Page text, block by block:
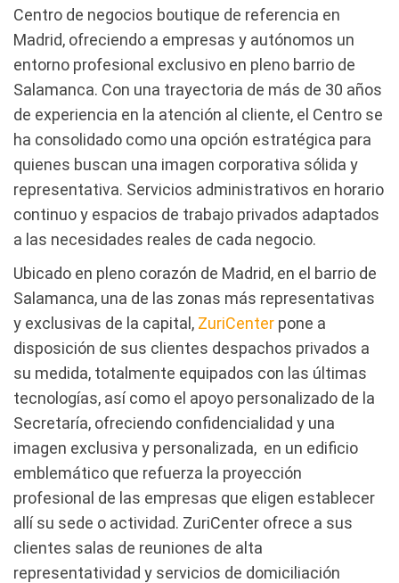
Centro de negocios boutique de referencia en
Madrid, ofreciendo a empresas y autónomos un
entorno profesional exclusivo en pleno barrio de
Salamanca. Con una trayectoria de más de 30 años
de experiencia en la atención al cliente, el Centro se
ha consolidado como una opción estratégica para
quienes buscan una imagen corporativa sólida y
representativa. Servicios administrativos en horario
continuo y espacios de trabajo privados adaptados
a las necesidades reales de cada negocio.
Ubicado en pleno corazón de Madrid, en el barrio de
Salamanca, una de las zonas más representativas
y exclusivas de la capital, ZuriCenter pone a
disposición de sus clientes despachos privados a
su medida, totalmente equipados con las últimas
tecnologías, así como el apoyo personalizado de la
Secretaría, ofreciendo confidencialidad y una
imagen exclusiva y personalizada, en un edificio
emblemático que refuerza la proyección
profesional de las empresas que eligen establecer
allí su sede o actividad. ZuriCenter ofrece a sus
clientes salas de reuniones de alta
representatividad y servicios de domiciliación